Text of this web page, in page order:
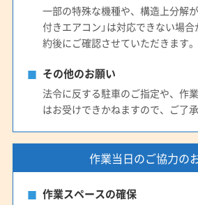
一部の特殊な機種や、構造上分解
付きエアコン」は対応できない場
約後にご確認させていただきます。
その他のお願い
法令に反する駐車のご指定や、作
はお受けできかねますので、ご了承
作業当日のご協力の
作業スペースの確保